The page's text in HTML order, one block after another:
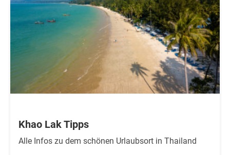
Khao Lak Tipps
Alle Infos zu dem schönen Urlaubsort in Thailand